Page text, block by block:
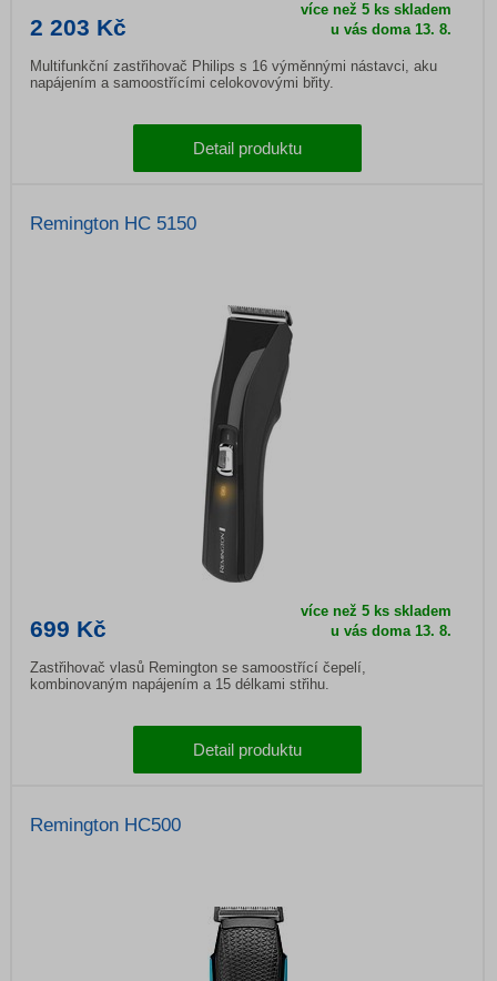
2 203 Kč
více než 5 ks skladem
u vás doma 13. 8.
Multifunkční zastřihovač Philips s 16 výměnnými nástavci, aku
napájením a samoostřícími celokovovými břity.
Detail produktu
Remington HC 5150
699 Kč
více než 5 ks skladem
u vás doma 13. 8.
Zastřihovač vlasů Remington se samoostřící čepelí,
kombinovaným napájením a 15 délkami střihu.
Detail produktu
Remington HC500